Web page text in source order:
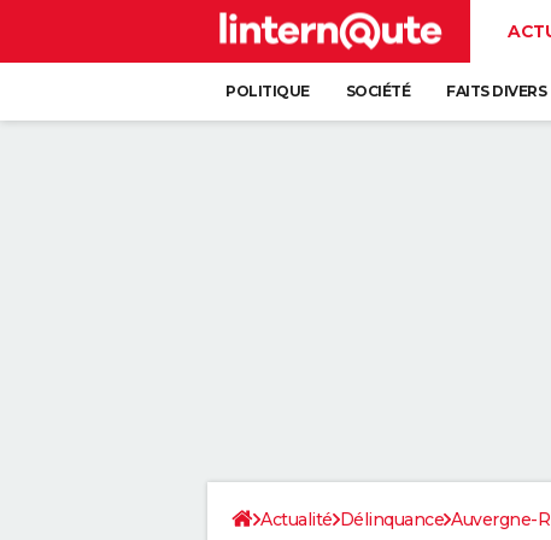
POLITIQUE SOCIÉTÉ FAITS DIVERS
Actualité Délinquance Auvergne-